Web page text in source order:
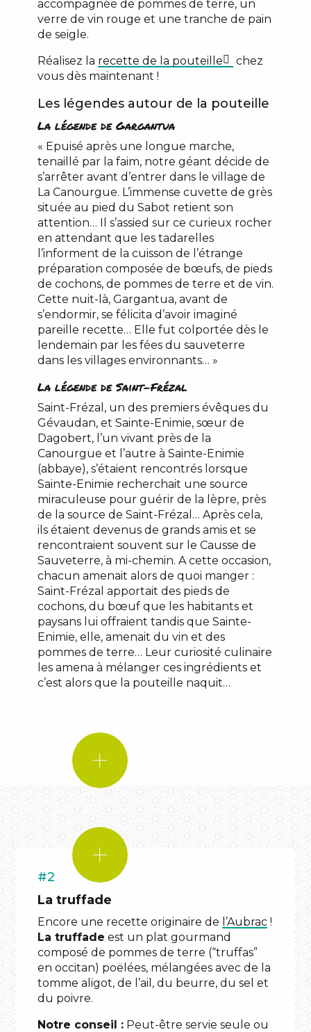
accompagnée de pommes de terre, un
verre de vin rouge et une tranche de pain
de seigle.
Réalisez la recette de la pouteille
chez
vous dès maintenant !
Les légendes autour de la pouteille
La légende de Gargantua
« Epuisé après une longue marche,
tenaillé par la faim, notre géant décide de
s’arrêter avant d’entrer dans le village de
La Canourgue. L’immense cuvette de grès
située au pied du Sabot retient son
attention… Il s’assied sur ce curieux rocher
en attendant que les tadarelles
l’informent de la cuisson de l’étrange
préparation composée de bœufs, de pieds
de cochons, de pommes de terre et de vin.
Cette nuit-là, Gargantua, avant de
s’endormir, se félicita d’avoir imaginé
pareille recette… Elle fut colportée dès le
lendemain par les fées du sauveterre
dans les villages environnants… »
La légende de Saint-Frézal
Saint-Frézal, un des premiers évêques du
Gévaudan, et Sainte-Enimie, sœur de
Dagobert, l’un vivant près de la
Canourgue et l’autre à Sainte-Enimie
(abbaye), s’étaient rencontrés lorsque
Sainte-Enimie recherchait une source
miraculeuse pour guérir de la lèpre, près
de la source de Saint-Frézal… Après cela,
ils étaient devenus de grands amis et se
rencontraient souvent sur le Causse de
Sauveterre, à mi-chemin. A cette occasion,
chacun amenait alors de quoi manger :
Saint-Frézal apportait des pieds de
cochons, du bœuf que les habitants et
paysans lui offraient tandis que Sainte-
Enimie, elle, amenait du vin et des
pommes de terre… Leur curiosité culinaire
les amena à mélanger ces ingrédients et
c’est alors que la pouteille naquit…
LE
SAVIEZ-
VOUS
pouteille
bouchers/charcutiers
la
Canourgue
LE
SAVIEZ-
VOUS
truffade
#2
La truffade
Encore une recette originaire de l’Aubrac !
La truffade est un plat gourmand
composé de pommes de terre (“truffas”
en occitan) poëlées, mélangées avec de la
tomme aligot, de l’ail, du beurre, du sel et
du poivre.
Notre conseil : Peut-être servie seule ou